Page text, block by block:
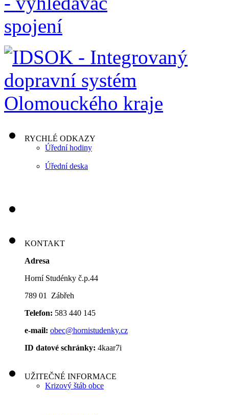
RYCHLÉ ODKAZY
Úřední hodiny
Úřední deska
KONTAKT
Adresa
Horní Studénky č.p.44
789 01 Zábřeh
Telefon: 583 440 145
e-mail: obec@hornistudenky.cz
ID datové schránky: 4kaar7i
UŽITEČNÉ INFORMACE
Krizový štáb obce